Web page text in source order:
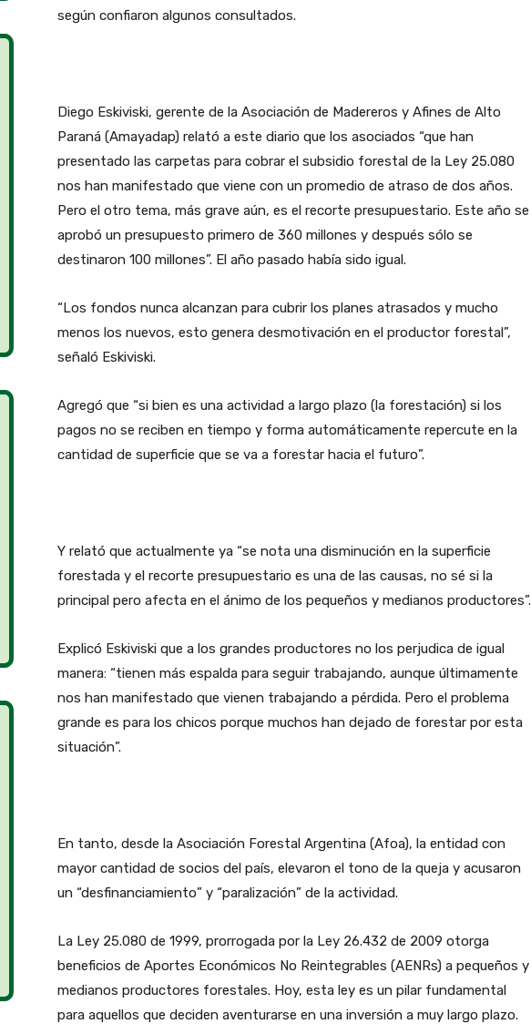
según confiaron algunos consultados.
Diego Eskiviski, gerente de la Asociación de Madereros y Afines de Alto
Paraná (Amayadap) relató a este diario que los asociados “que han
presentado las carpetas para cobrar el subsidio forestal de la Ley 25.080
nos han manifestado que viene con un promedio de atraso de dos años.
Pero el otro tema, más grave aún, es el recorte presupuestario. Este año se
aprobó un presupuesto primero de 360 millones y después sólo se
destinaron 100 millones”. El año pasado había sido igual.
“Los fondos nunca alcanzan para cubrir los planes atrasados y mucho
menos los nuevos, esto genera desmotivación en el productor forestal”,
señaló Eskiviski.
Agregó que “si bien es una actividad a largo plazo (la forestación) si los
pagos no se reciben en tiempo y forma automáticamente repercute en la
cantidad de superficie que se va a forestar hacia el futuro”.
Y relató que actualmente ya “se nota una disminución en la superficie
forestada y el recorte presupuestario es una de las causas, no sé si la
principal pero afecta en el ánimo de los pequeños y medianos productores”.
Explicó Eskiviski que a los grandes productores no los perjudica de igual
manera: “tienen más espalda para seguir trabajando, aunque últimamente
nos han manifestado que vienen trabajando a pérdida. Pero el problema
grande es para los chicos porque muchos han dejado de forestar por esta
situación”.
En tanto, desde la Asociación Forestal Argentina (Afoa), la entidad con
mayor cantidad de socios del país, elevaron el tono de la queja y acusaron
un “desfinanciamiento” y “paralización” de la actividad.
La Ley 25.080 de 1999, prorrogada por la Ley 26.432 de 2009 otorga
beneficios de Aportes Económicos No Reintegrables (AENRs) a pequeños y
medianos productores forestales. Hoy, esta ley es un pilar fundamental
para aquellos que deciden aventurarse en una inversión a muy largo plazo.